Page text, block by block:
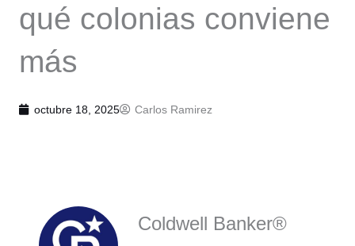
qué colonias conviene
más
octubre 18, 2025 Carlos Ramirez
Coldwell Banker®